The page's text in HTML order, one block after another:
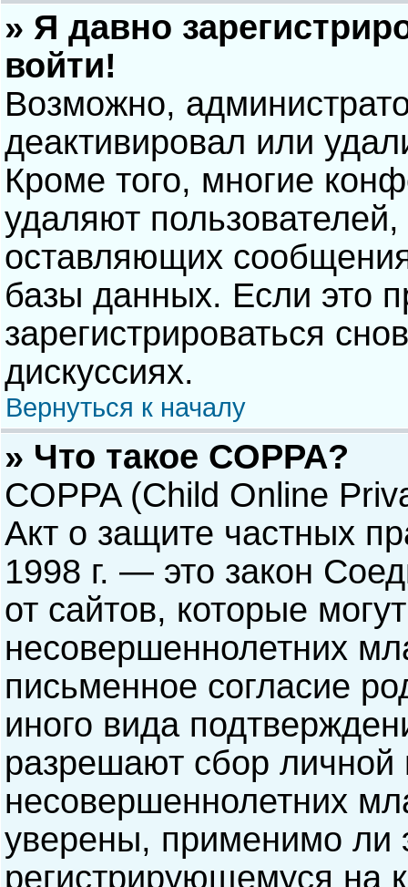
» Я давно
войти!
Возможно,
деактивировал или
Кроме того, многие
удаляют
оставляющих
базы данных. Если это
зарегистрироваться
дискуссиях.
Вернуться к началу
» Что такое COPPA?
COPPA (Child Online
Акт о защите частных
1998 г. — это закон
от сайтов, которые
несовершеннолетних
письменное согласие
иного вида
разрешают сбор
несовершеннолетних
уверены, применимо ли
регистрирующемуся на